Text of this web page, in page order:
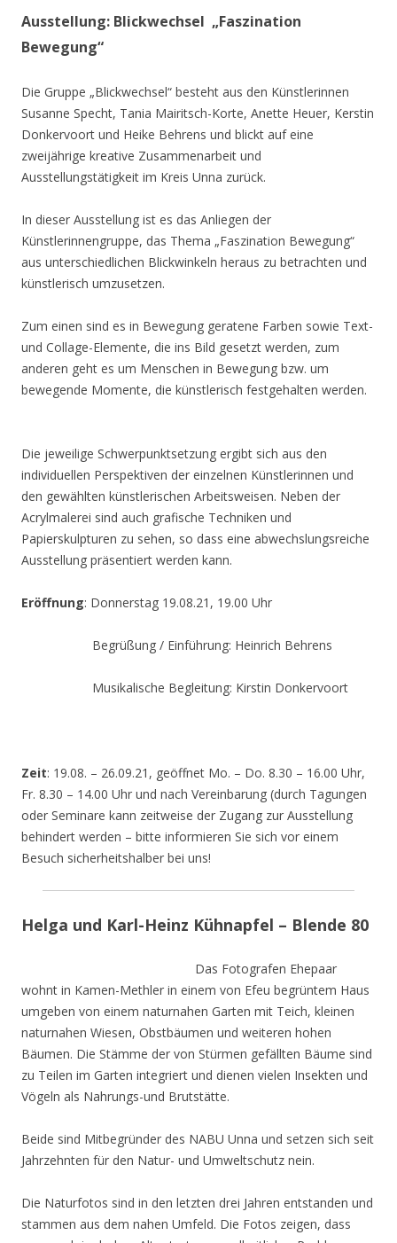
Ausstellung: Blickwechsel „Faszination
Bewegung“
Die Gruppe „Blickwechsel“ besteht aus den Künstlerinnen
Susanne Specht, Tania Mairitsch-Korte, Anette Heuer, Kerstin
Donkervoort und Heike Behrens und blickt auf eine
zweijährige kreative Zusammenarbeit und
Ausstellungstätigkeit im Kreis Unna zurück.
In dieser Ausstellung ist es das Anliegen der
Künstlerinnengruppe, das Thema „Faszination Bewegung“
aus unterschiedlichen Blickwinkeln heraus zu betrachten und
künstlerisch umzusetzen.
Zum einen sind es in Bewegung geratene Farben sowie Text-
und Collage-Elemente, die ins Bild gesetzt werden, zum
anderen geht es um Menschen in Bewegung bzw. um
bewegende Momente, die künstlerisch festgehalten werden.
Die jeweilige Schwerpunktsetzung ergibt sich aus den
individuellen Perspektiven der einzelnen Künstlerinnen und
den gewählten künstlerischen Arbeitsweisen. Neben der
Acrylmalerei sind auch grafische Techniken und
Papierskulpturen zu sehen, so dass eine abwechslungsreiche
Ausstellung präsentiert werden kann.
Eröffnung: Donnerstag 19.08.21, 19.00 Uhr
Begrüßung / Einführung: Heinrich Behrens
Musikalische Begleitung: Kirstin Donkervoort
Zeit: 19.08. – 26.09.21, geöffnet Mo. – Do. 8.30 – 16.00 Uhr,
Fr. 8.30 – 14.00 Uhr und nach Vereinbarung (durch Tagungen
oder Seminare kann zeitweise der Zugang zur Ausstellung
behindert werden – bitte informieren Sie sich vor einem
Besuch sicherheitshalber bei uns!
Helga und Karl-Heinz Kühnapfel – Blende 80
Das Fotografen Ehepaar
wohnt in Kamen-Methler in einem von Efeu begrüntem Haus
umgeben von einem naturnahen Garten mit Teich, kleinen
naturnahen Wiesen, Obstbäumen und weiteren hohen
Bäumen. Die Stämme der von Stürmen gefällten Bäume sind
zu Teilen im Garten integriert und dienen vielen Insekten und
Vögeln als Nahrungs-und Brutstätte.
Beide sind Mitbegründer des NABU Unna und setzen sich seit
Jahrzehnten für den Natur- und Umweltschutz nein.
Die Naturfotos sind in den letzten drei Jahren entstanden und
stammen aus dem nahen Umfeld. Die Fotos zeigen, dass